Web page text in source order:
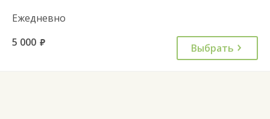
Ежедневно
5 000 руб. Выбрать